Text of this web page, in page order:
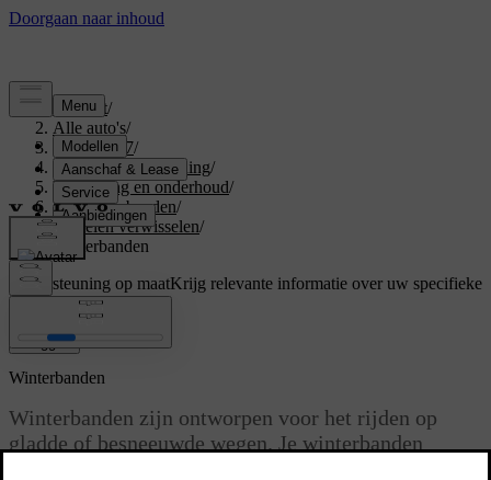
Support/
Alle auto's/
EX40 2027/
Gebruikershandleiding/
Verzorging en onderhoud/
Wielen en banden/
Wielen verwisselen/
Winterbanden
Ondersteuning op maatKrijg relevante informatie over uw specifieke
auto.
Inloggen
Winterbanden
Winterbanden zijn ontworpen voor het rijden op
gladde of besneeuwde wegen. Je winterbanden